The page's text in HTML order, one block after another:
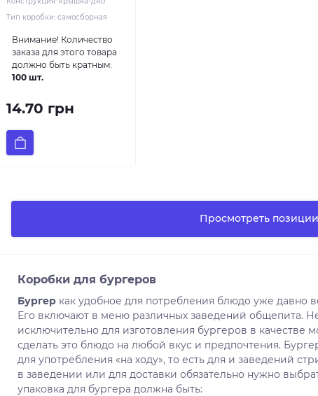
Тип коробки: самосборная
Внимание! Количество
заказа для этого товара
должно быть кратным:
100 шт.
14.70 грн
Просмотреть
Коробки для бургеров
Бургер как удобное для потребления блюдо уже давно
Его включают в меню различных заведений общепита.
исключительно для изготовления бургеров в качестве
сделать это блюдо на любой вкус и предпочтения.
для употребления «на ходу», то есть для и заведений
в заведении или для доставки обязательно нужно
упаковка для бургера должна быть: